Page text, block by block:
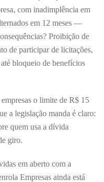
com inadimplência em
em 12 meses —
Proibição de
de participar de licitações,
bloqueio de benefícios
o limite de R$ 15
a legislação manda é claro:
quem usa a dívida
giro.
em aberto com a
Empresas ainda está